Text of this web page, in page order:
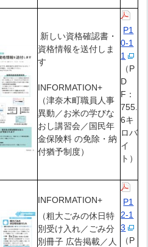
新しい資格確認書・
資格情報を送付しま
す
INFORMATION+
（津奈木町職員人事
異動／お米の学びな
おし講習会／国民年
金保険料 の免除・納
付猶予制度）
P1
0-1
1
（P
D
F：
755.
6キ
ロバ
イ
ト）
INFORMATION+
（粗大ごみの休日特
別受け入れ／ごみ分
別冊子 広告掲載／人
P1
2-1
3
（P